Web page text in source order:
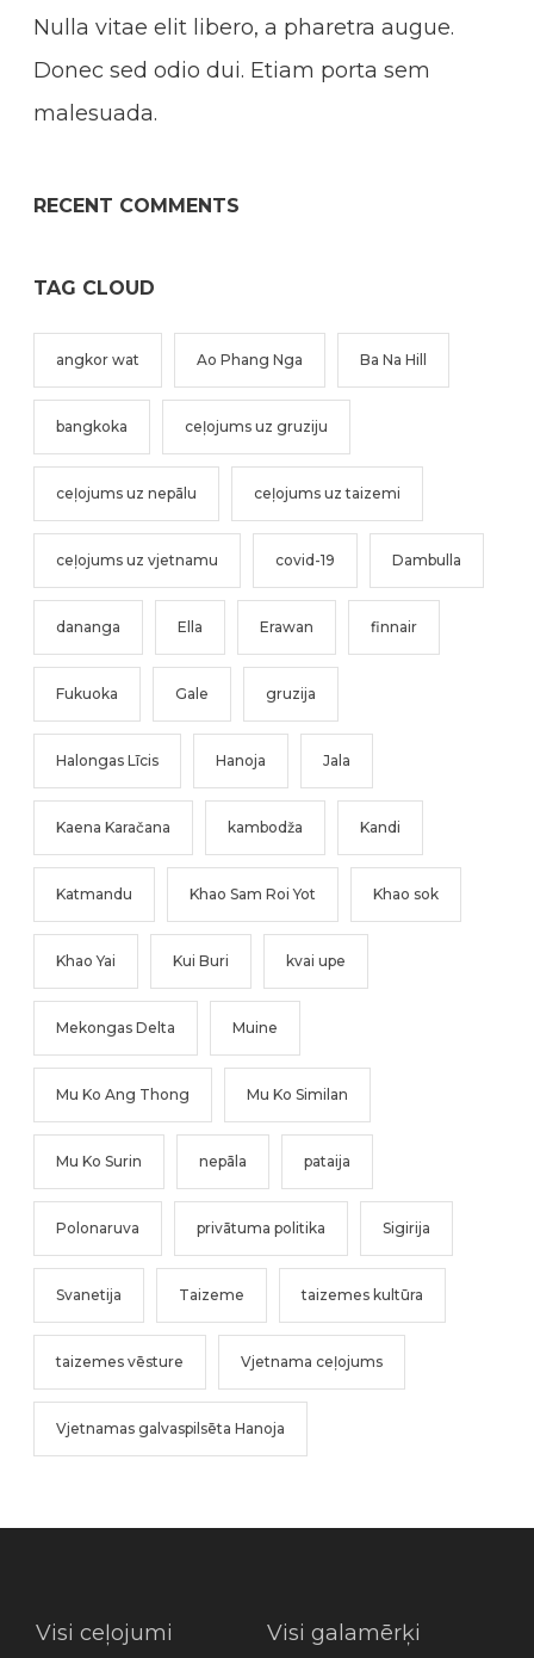
Nulla vitae elit libero, a pharetra augue.
Donec sed odio dui. Etiam porta sem
malesuada.
RECENT COMMENTS
TAG CLOUD
angkor wat Ao Phang Nga Ba Na Hill
bangkoka ceļojums uz gruziju
ceļojums uz nepālu ceļojums uz taizemi
ceļojums uz vjetnamu covid-19 Dambulla
dananga Ella Erawan finnair
Fukuoka Gale gruzija
Halongas Līcis Hanoja Jala
Kaena Karačana kambodža Kandi
Katmandu Khao Sam Roi Yot Khao sok
Khao Yai Kui Buri kvai upe
Mekongas Delta Muine
Mu Ko Ang Thong Mu Ko Similan
Mu Ko Surin nepāla pataija
Polonaruva privātuma politika Sigirija
Svanetija Taizeme taizemes kultūra
taizemes vēsture Vjetnama ceļojums
Vjetnamas galvaspilsēta Hanoja
Visi ceļojumi Visi galamērķi